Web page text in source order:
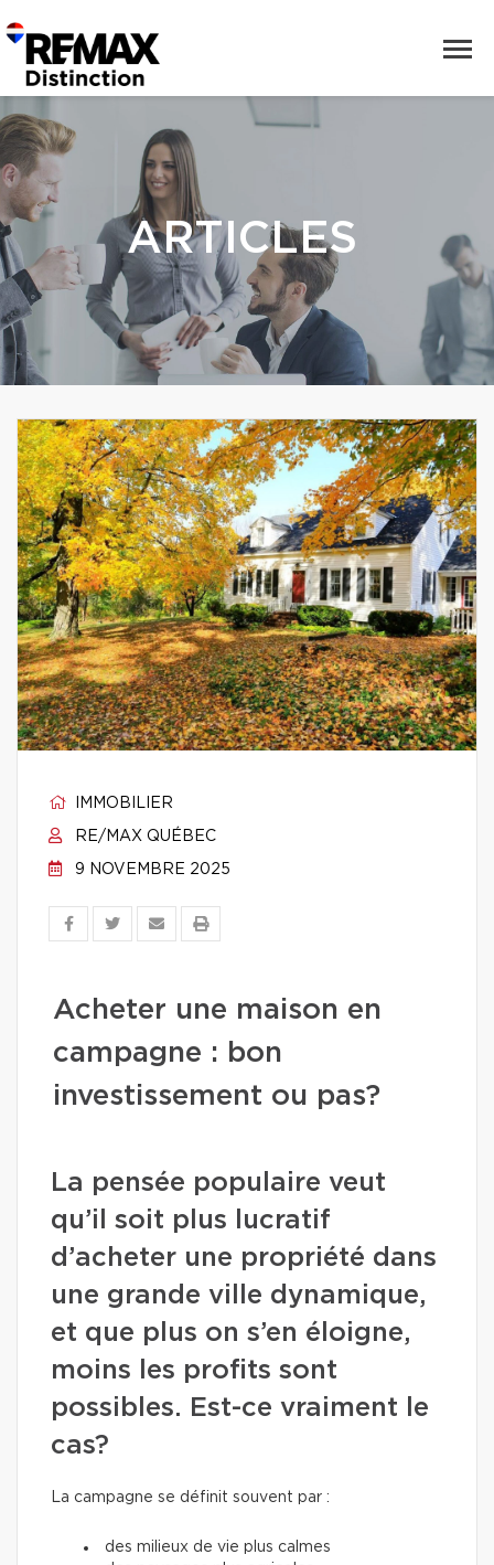
ARTICLES
IMMOBILIER
RE/MAX QUÉBEC
9 NOVEMBRE 2025
Acheter une maison en
campagne : bon
investissement ou pas?
La pensée populaire veut
qu’il soit plus lucratif
d’acheter une propriété dans
une grande ville dynamique,
et que plus on s’en éloigne,
moins les profits sont
possibles. Est-ce vraiment le
cas?
La campagne se définit souvent par :
des milieux de vie plus calmes